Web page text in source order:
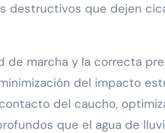
destructivos que dejen
de marcha y la correcta
del impacto
del caucho,
que el agua de